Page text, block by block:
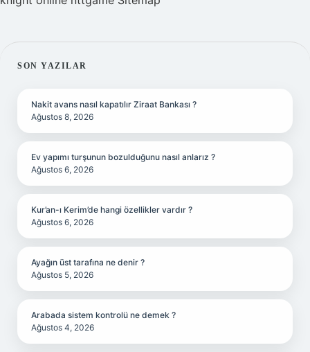
SIDEBAR
SON YAZILAR
Nakit avans nasıl kapatılır Ziraat Bankası ?
Ağustos 8, 2026
Ev yapımı turşunun bozulduğunu nasıl anlarız ?
Ağustos 6, 2026
Kur’an-ı Kerim’de hangi özellikler vardır ?
Ağustos 6, 2026
Ayağın üst tarafına ne denir ?
Ağustos 5, 2026
Arabada sistem kontrolü ne demek ?
Ağustos 4, 2026